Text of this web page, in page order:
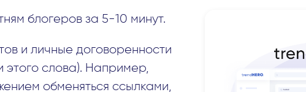
блогеров за 5-10 минут.
и личные договоренности
слова). Например,
обменяться ссылками,